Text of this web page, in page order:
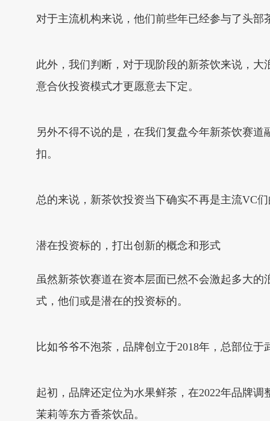
对于主流机构来说，他们前些年已经参与了头
此外，我们判断，对于现阶段的新茶饮来说，
意合伙投资模式才更愿意去下定。
另外不得不说的是，在我们复盘今年新茶饮赛
扣。
总的来说，新茶饮投资当下确实不再是主流VC
潜在投资标的，打出创新的概念和形式
虽然新茶饮赛道在资本层面已然不会激起多大
式，他们或是潜在的投资标的。
比如爷爷不泡茶，品牌创立于2018年，总部位
起初，品牌还定位为水果鲜茶，在2022年品牌
茉莉等东方香茶饮品。